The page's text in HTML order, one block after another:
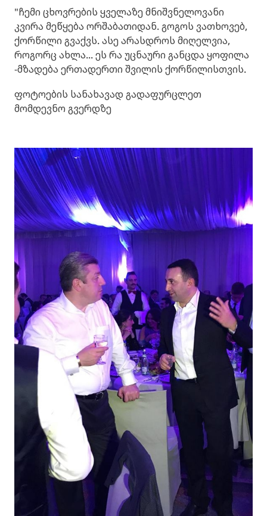
"ჩემი ცხოვრების ყველაზე მნიშვნელოვანი
კვირა მეწყება ორშაბათიდან. გოგოს ვათხოვებ,
ქორწილი გვაქვს. ასე არასდროს მიღელვია,
როგორც ახლა... ეს რა უცნაური განცდა ყოფილა
-მზადება ერთადერთი შვილის ქორწილისთვის.
ფოტოების სანახავად გადაფურცლეთ
მომდევნო გვერდზე